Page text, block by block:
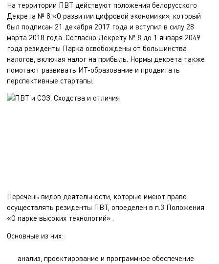
На территории ПВТ действуют положения белорусского
Декрета № 8 «О развитии цифровой экономики», который
был подписан 21 декабря 2017 года и вступил в силу 28
марта 2018 года. Согласно Декрету № 8 до 1 января 2049
года резиденты Парка освобождены от большинства
налогов, включая налог на прибыль. Нормы декрета также
помогают развивать ИТ-образование и продвигать
перспективные стартапы.
Перечень видов деятельности, которые имеют право
осуществлять резиденты ПВТ, определен в п.3 Положения
«О парке высоких технологий» .
Основные из них:
анализ, проектирование и программное обеспечение